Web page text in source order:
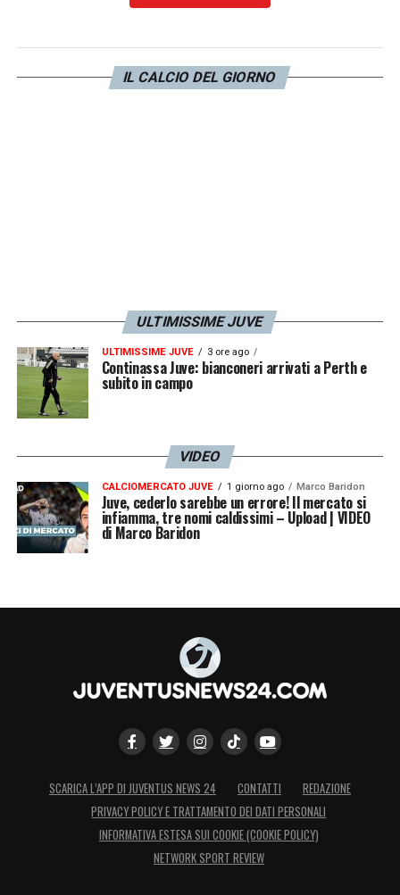
sarda potrebbe puntare su di lui a
uno per poi far scegliere il titolare
direttamente a Pisacane.
IL CALCIO DEL GIORNO
ULTIMISSIME JUVE
ULTIMISSIME JUVE 3 ore ago
Continassa Juve: bianconeri arrivati a Perth e
subito in campo
VIDEO
CALCIOMERCATO JUVE 1 giorno ago Marco Baridon
Juve, cederlo sarebbe un errore! Il mercato si
infiamma, tre nomi caldissimi – Upload | VIDEO
di Marco Baridon
SCARICA L’APP DI JUVENTUS NEWS 24 CONTATTI
REDAZIONE
PRIVACY POLICY E TRATTAMENTO DEI DATI PERSONALI
INFORMATIVA ESTESA SUI COOKIE (COOKIE POLICY)
NETWORK SPORT REVIEW